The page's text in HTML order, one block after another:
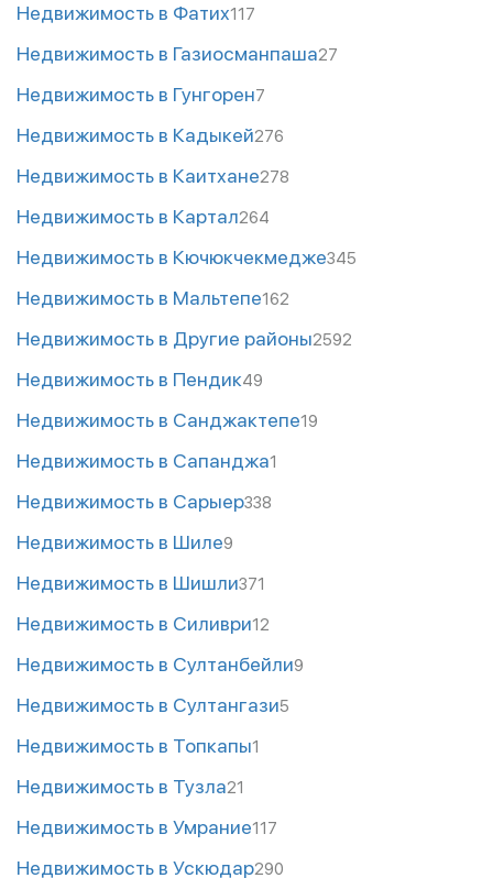
Недвижимость в Фатих117
Недвижимость в Газиосманпаша27
Недвижимость в Гунгорен7
Недвижимость в Кадыкей276
Недвижимость в Каитхане278
Недвижимость в Картал264
Недвижимость в Кючюкчекмедже345
Недвижимость в Мальтепе162
Недвижимость в Другие районы2592
Недвижимость в Пендик49
Недвижимость в Санджактепе19
Недвижимость в Сапанджа1
Недвижимость в Сарыер338
Недвижимость в Шиле9
Недвижимость в Шишли371
Недвижимость в Силиври12
Недвижимость в Султанбейли9
Недвижимость в Султангази5
Недвижимость в Топкапы1
Недвижимость в Тузла21
Недвижимость в Умрание117
Недвижимость в Ускюдар290